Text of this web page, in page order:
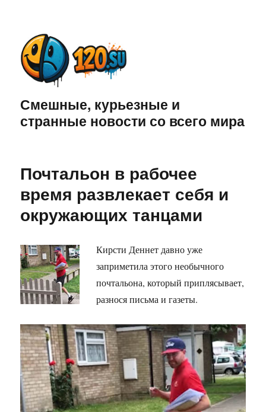
Смешные, курьезные и
странные новости со всего мира
Почтальон в рабочее
время развлекает себя и
окружающих танцами
Кирсти Деннет давно уже
заприметила этого необычного
почтальона, который приплясывает,
разнося письма и газеты.